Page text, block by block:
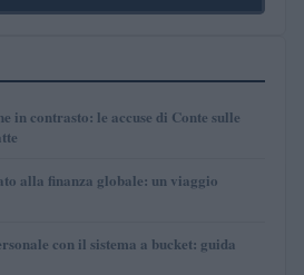
in contrasto: le accuse di Conte sulle
alla finanza globale: un viaggio
con il sistema a bucket: guida